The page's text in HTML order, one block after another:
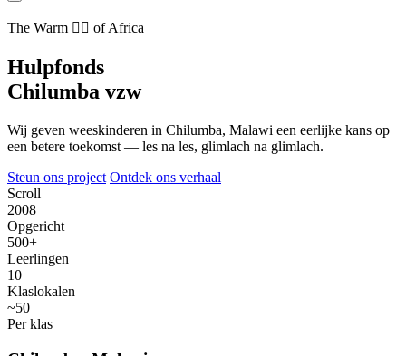
The Warm ❤️‍🔥 of Africa
Hulpfonds
Chilumba vzw
Wij geven weeskinderen in Chilumba, Malawi een eerlijke kans op
een betere toekomst — les na les, glimlach na glimlach.
Steun ons project Ontdek ons verhaal
Scroll
2008
Opgericht
500+
Leerlingen
10
Klaslokalen
~50
Per klas